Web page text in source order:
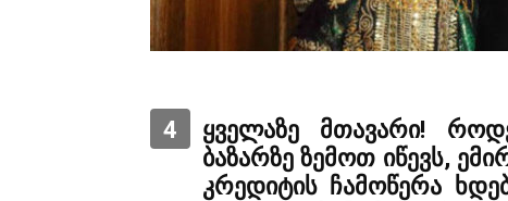
4
ყველაზე მთავარი!
ბაზარზე ზემოთ იწევს,
კრედიტის ჩამოწერა